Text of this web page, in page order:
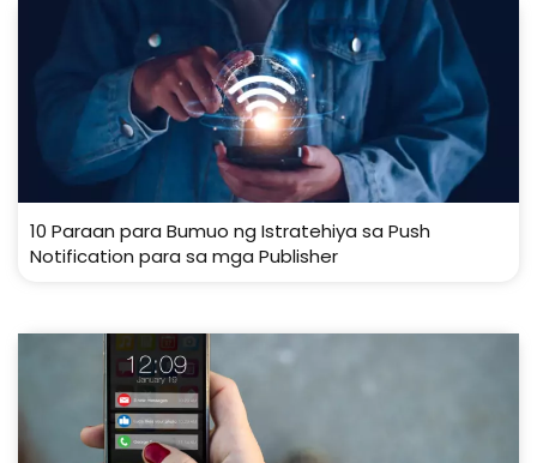
10 Paraan para Bumuo ng Istratehiya sa Push
Notification para sa mga Publisher